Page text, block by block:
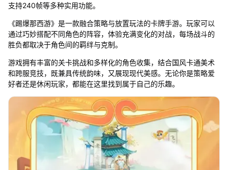
支持240帧等多种实用功能。
《踢爆那西游》是一款融合策略与放置玩法的卡牌手游。玩家可以
通过巧妙搭配不同角色的阵容，体验充满变化的对战，每场战斗的
胜负都取决于角色间的羁绊与克制。
游戏拥有丰富的关卡挑战和多样化的角色收集，结合国风卡通美术
和跨服竞技，既兼具传统韵味，又展现现代美感。无论你是策略爱
好者还是休闲玩家，都能在这里找到属于自己的乐趣。